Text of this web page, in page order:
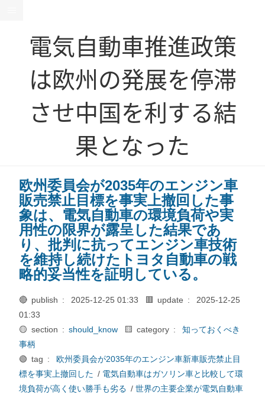
電気自動車推進政策
は欧州の発展を停滞
させ中国を利する結
果となった
欧州委員会が2035年のエンジン車
販売禁止目標を事実上撤回した事
象は、電気自動車の環境負荷や実
用性の限界が露呈した結果であ
り、批判に抗ってエンジン車技術
を維持し続けたトヨタ自動車の戦
略的妥当性を証明している。
🔴 publish : 2025-12-25 01:33 🟥 update :
2025-12-25
01:33
🟡 section : should_know 🟨 category :
知っておくべき
事柄
🟢 tag :
欧州委員会が2035年のエンジン車新車販売禁止目
標を事実上撤回した / 電気自動車はガソリン車と比較して環
境負荷が高く使い勝手も劣る / 世界の主要企業が電気自動車